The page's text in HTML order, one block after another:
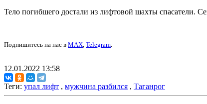
Тело погибшего достали из лифтовой шахты спасатели.
Подпишитесь на нас в MAX, Telegram.
12.01.2022 13:58
Теги: упал лифт , мужчина разбился , Таганрог